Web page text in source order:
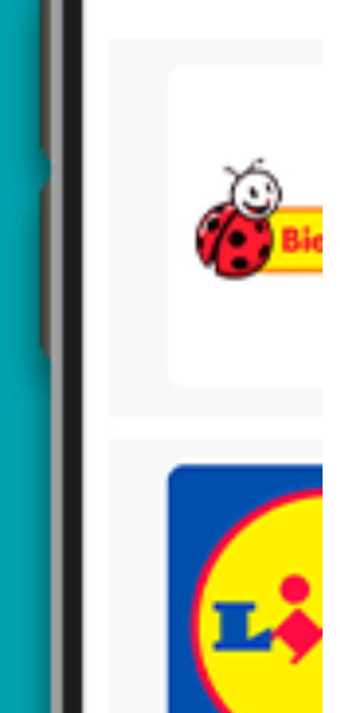
na nieaktualną gazetkę
aktualne gazetki Blix!